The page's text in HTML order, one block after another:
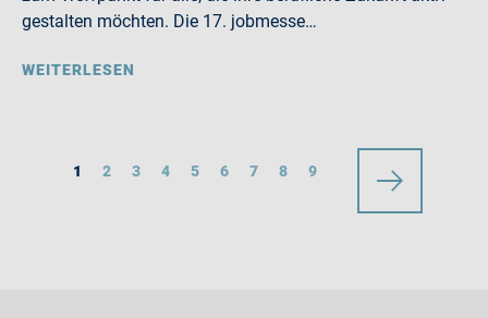
gestalten möchten. Die 17. jobmesse…
WEITERLESEN
1 2 3 4 5 6 7 8 9